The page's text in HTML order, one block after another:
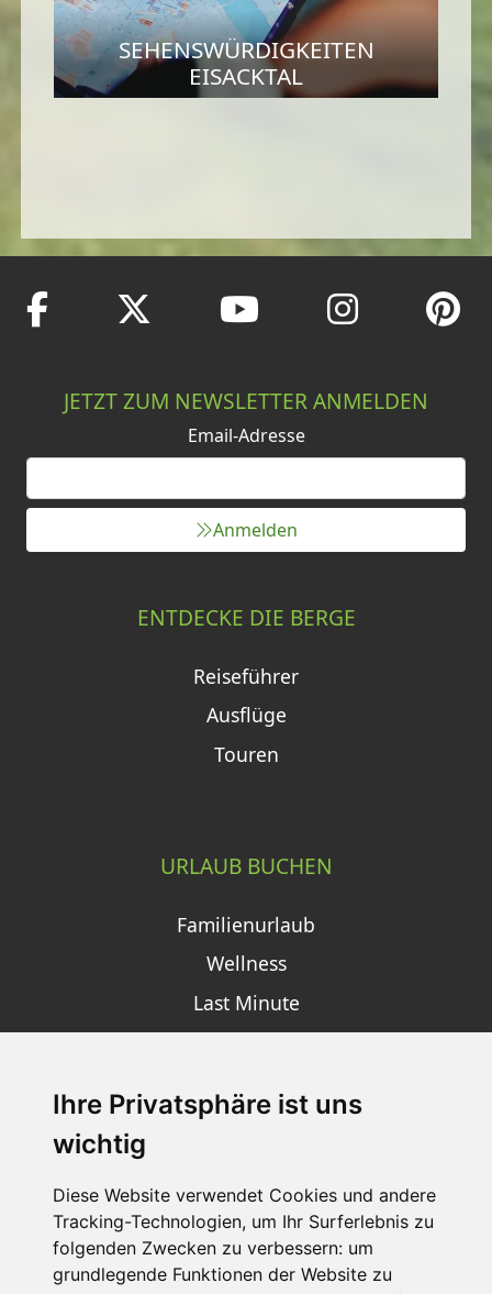
Ihre Privatsphäre ist uns
wichtig
Diese Website verwendet Cookies und andere
Tracking-Technologien, um Ihr Surferlebnis zu
folgenden Zwecken zu verbessern: um
grundlegende Funktionen der Website zu
SEHENSWÜRDIGKEITEN
EISACKTAL
JETZT ZUM NEWSLETTER ANMELDEN
Email-Adresse
Anmelden
ENTDECKE DIE BERGE
Reiseführer
Ausflüge
Touren
URLAUB BUCHEN
Familienurlaub
Wellness
Last Minute
SCHNEEHÖHEN SKI APP
Die Schneehoehen Ski APP für iOS und Android - Ein
Muss für alle Wintersportler und Schneefreaks!